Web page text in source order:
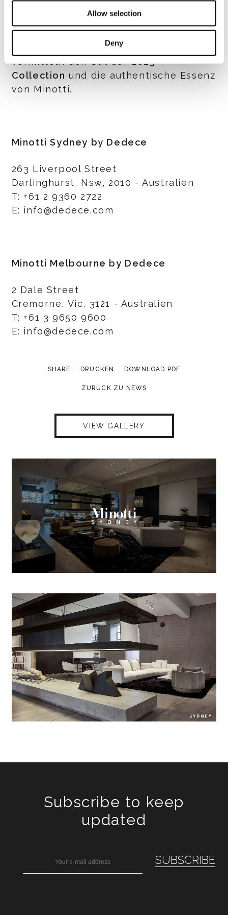
Allow selection
Deny
VIEW GALLERY
Materialien greifen die beiden Stores
die Stimmung des Ortes auf und
vermitteln den Stil der2023
Collection und die authentische Essenz
von Minotti.
Minotti Sydney by Dedece
263 Liverpool Street
Darlinghurst, Nsw, 2010 - Australien
T: +61 2 9360 2722
E: info@dedece.com
Minotti Melbourne by Dedece
2 Dale Street
Cremorne, Vic, 3121 - Australien
T: +61 3 9650 9600
E: info@dedece.com
SHARE DRUCKEN DOWNLOAD PDF
ZURÜCK ZU NEWS
Subscribe to keep
updated